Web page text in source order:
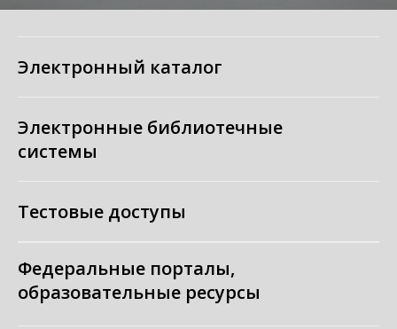
Электронный каталог
Электронные библиотечные
системы
Тестовые доступы
Федеральные порталы,
образовательные ресурсы